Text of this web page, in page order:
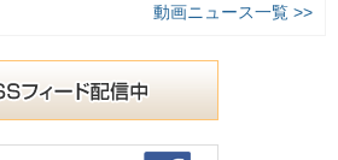
動画ニュース一覧 >>